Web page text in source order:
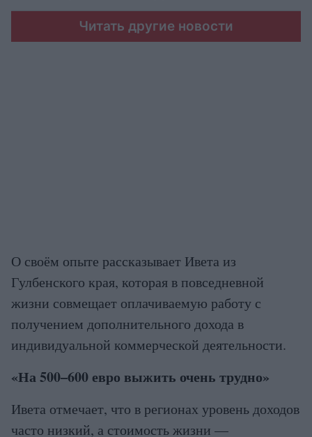
Читать другие новости
О своём опыте рассказывает Ивета из
Гулбенского края, которая в повседневной
жизни совмещает оплачиваемую работу с
получением дополнительного дохода в
индивидуальной коммерческой деятельности.
«На 500–600 евро выжить очень трудно»
Ивета отмечает, что в регионах уровень доходов
часто низкий, а стоимость жизни —